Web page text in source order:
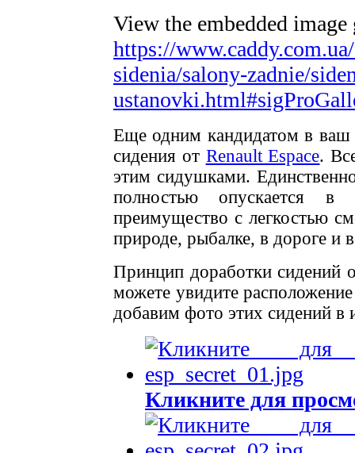
View the embedded
https://
sidenia/salony-zadnie/
Еще одним кандидатом в ваш
сидения от Renault Espace.
этим сидушками.
полностью опускается в
преимущество с легкостью
природе, рыбалке, в дороге и
Принцип доработки сидений
можете увидите
добавим фото этих сидений в
Кликните для